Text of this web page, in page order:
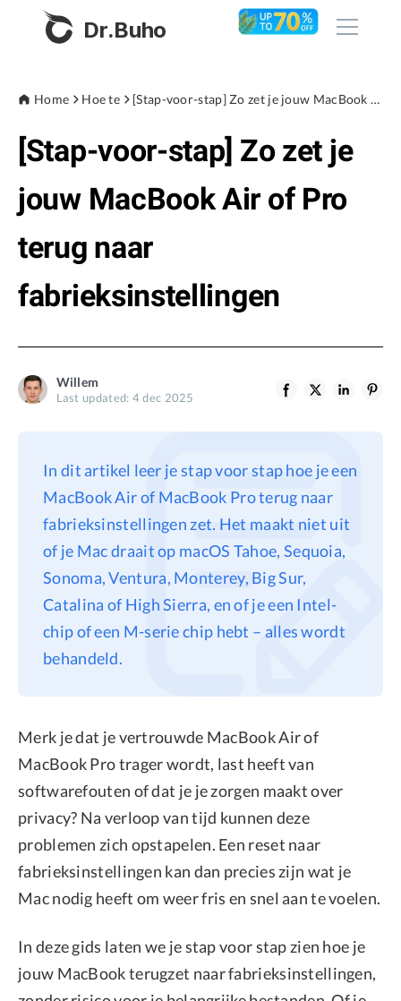
Dr.Buho
Products
BuhoCleaner
BuhoRepair
BuhoNTFS
BuhoLaunchpad
Store
Blog
Support
Terms
Refund
Home Hoe te [Stap-voor-stap] Zo zet je jouw MacBook Air of Pro terug naar fabrieksinstellingen
[Stap-voor-stap] Zo zet je
jouw MacBook Air of Pro
terug naar
fabrieksinstellingen
Willem
Last updated: 4 dec 2025
In dit artikel leer je stap voor stap hoe je een
MacBook Air of MacBook Pro terug naar
fabrieksinstellingen zet. Het maakt niet uit
of je Mac draait op macOS Tahoe, Sequoia,
Sonoma, Ventura, Monterey, Big Sur,
Catalina of High Sierra, en of je een Intel-
chip of een M-serie chip hebt – alles wordt
behandeld.
Merk je dat je vertrouwde MacBook Air of
MacBook Pro trager wordt, last heeft van
softwarefouten of dat je je zorgen maakt over
privacy? Na verloop van tijd kunnen deze
problemen zich opstapelen. Een reset naar
fabrieksinstellingen kan dan precies zijn wat je
Mac nodig heeft om weer fris en snel aan te voelen.
In deze gids laten we je stap voor stap zien hoe je
jouw MacBook terugzet naar fabrieksinstellingen,